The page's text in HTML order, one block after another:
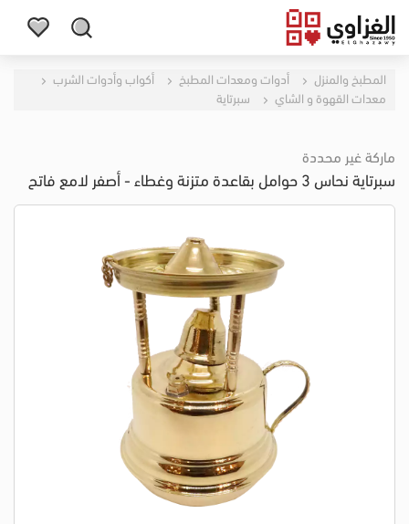
المطبخ والمنزل أدوات ومعدات المطبخ
أكواب وأدوات الشرب
معدات القهوة و الشاي
سبرتاية
ماركة غير محددة
سبرتاية نحاس 3 حوامل بقاعدة متزنة وغطاء - أصفر لامع فاتح